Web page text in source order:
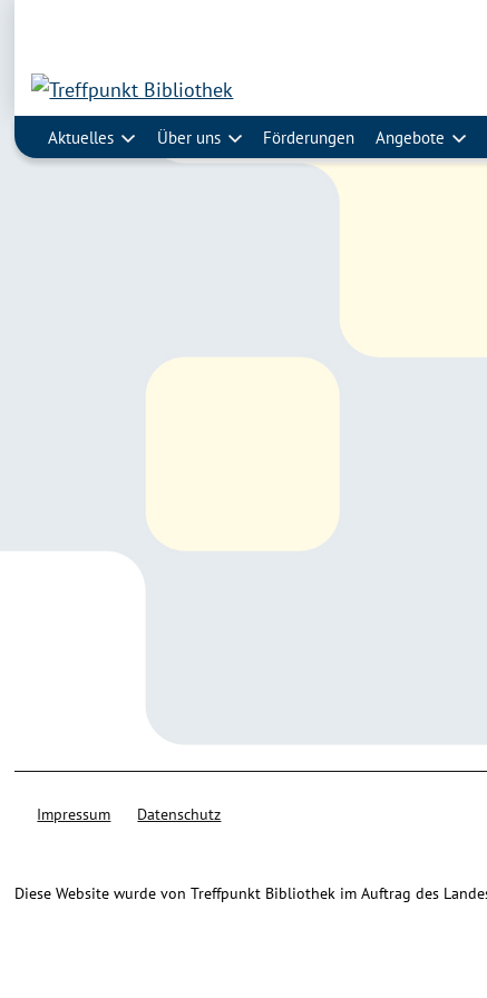
Aktuelles Über uns Förderungen Angebote
Impressum Datenschutz
Diese Website wurde von Treffpunkt Bibliothek im Auftrag des